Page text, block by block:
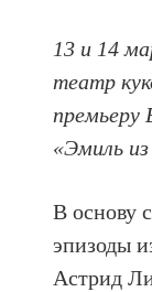
13 и 14
театр
«Эмиль
В основу
эпизоды
Астрид